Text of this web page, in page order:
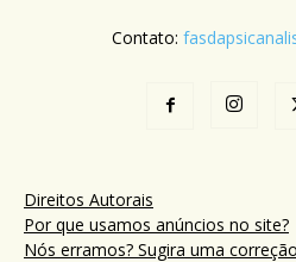
Contato:
Direitos Autorais
Por que usamos anúncios no site?
Nós erramos? Sugira uma